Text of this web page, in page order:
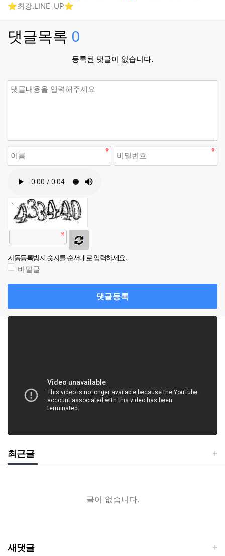
⭐최강.LINE-UP⭐
댓글목록 0
등록된 댓글이 없습니다.
자동등록방지 숫자를 순서대로 입력하세요.
비밀글
댓글등록
최근글
글이 없습니다.
새댓글